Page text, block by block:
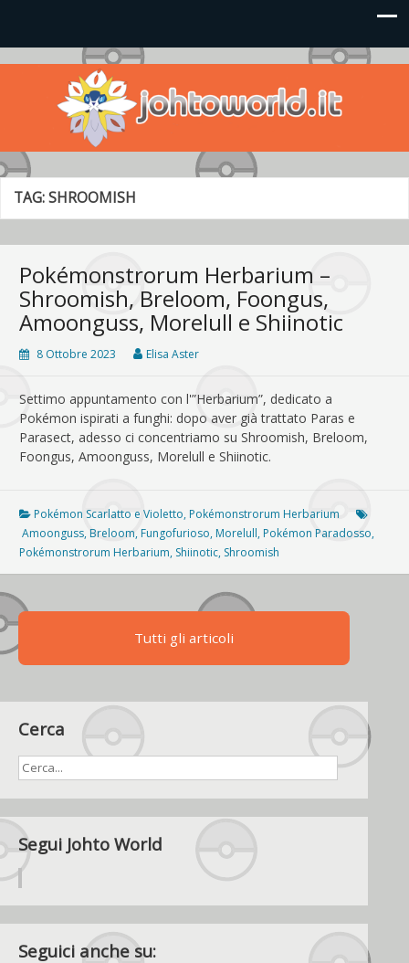
Johto World
Le novità più frizzanti dall'universo Pokémon e Nintendo
TAG:SHROOMISH
Pokémonstrorum Herbarium –
Shroomish, Breloom, Foongus,
Amoonguss, Morelull e Shiinotic
8 Ottobre 2023 Elisa Aster
Settimo appuntamento con l'”Herbarium”, dedicato a
Pokémon ispirati a funghi: dopo aver già trattato Paras e
Parasect, adesso ci concentriamo su Shroomish, Breloom,
Foongus, Amoonguss, Morelull e Shiinotic.
Pokémon Scarlatto e Violetto, Pokémonstrorum Herbarium
Amoonguss, Breloom, Fungofurioso, Morelull, Pokémon Paradosso,
Pokémonstrorum Herbarium, Shiinotic, Shroomish
Tutti gli articoli
Cerca
Segui Johto World
Seguici anche su: